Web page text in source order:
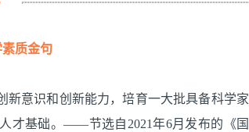
质金句
新意识和创新能力，培育一大批具备科学家
才基础。——节选自2021年6月发布的《国